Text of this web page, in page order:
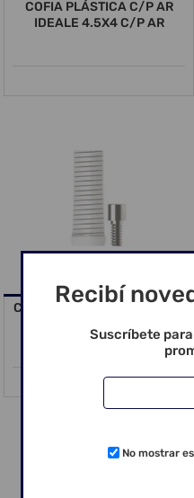
COFIA PLÁSTICA C/P AR
IDEALE 4.5X4 C/P AR
COFIA PLASTICA MUÑON CM
Recibí
Suscríbete
No mostrar